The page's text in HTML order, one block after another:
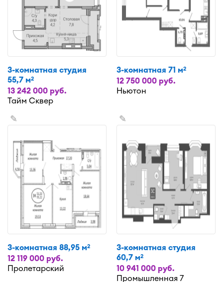
3-комнатная студия
55,7 м2
13 242 000 руб.
Тайм Сквер
3-комнатная 71 м2
12 750 000 руб.
Ньютон
✎
3-комнатная 88,95 м2
12 119 000 руб.
Пролетарский
✎
3-комнатная студия
60,7 м2
10 941 000 руб.
Промышленная 7